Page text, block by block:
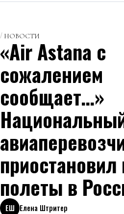
НОВОСТИ
«Air Astana с
сожалением
сообщает…»
приостановил
полеты в
ЕШ Елена Штритер